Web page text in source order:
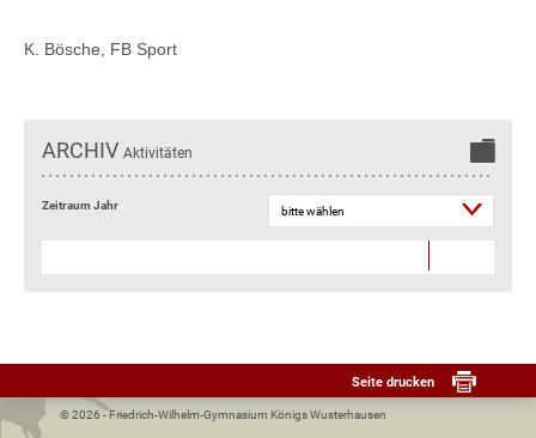
ARCHIV Aktivitäten
Zeitraum Jahr
K. Bösche, FB Sport
Seite drucken
© 2026 - Friedrich-Wilhelm-Gymnasium Königs Wusterhausen­